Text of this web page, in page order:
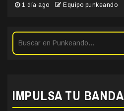
1 día ago Equipo punkeando
IMPULSA TU BANDA